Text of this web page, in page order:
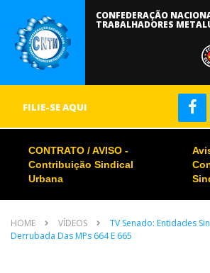
CONFEDERAÇÃO
TRABALHADORES
FILIE-SE AQUI
CONTRATO / AVISO -
Contribuição Sindical
Urbana
HOME VÍDEOS
TV Senado: Entidades
Derrubada Das MPs 664 E 665